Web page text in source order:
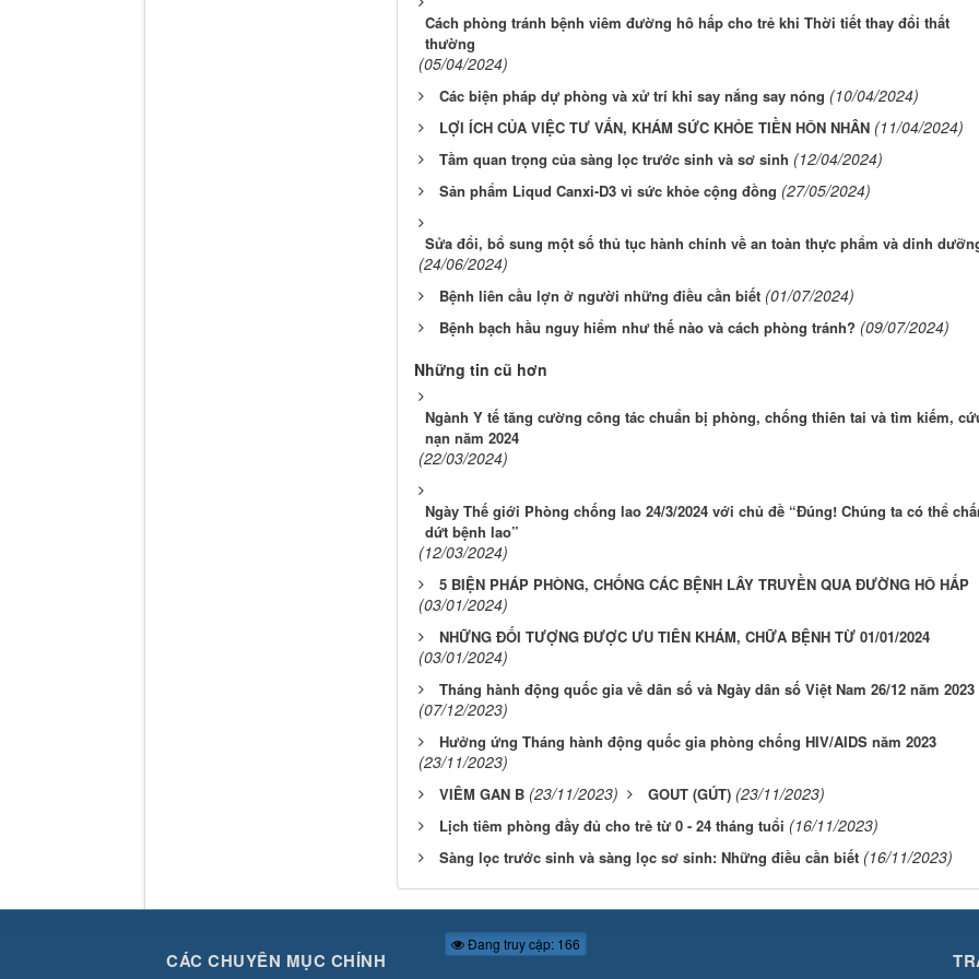
Cách phòng tránh bệnh viêm đường hô hấp cho trẻ khi Thời tiết thay đổi thất
thường
(05/04/2024)
Các biện pháp dự phòng và xử trí khi say nắng say nóng (10/04/2024)
LỢI ÍCH CỦA VIỆC TƯ VẤN, KHÁM SỨC KHỎE TIỀN HÔN NHÂN (11/04/2024)
Tầm quan trọng của sàng lọc trước sinh và sơ sinh (12/04/2024)
Sản phẩm Liqud Canxi-D3 vì sức khỏe cộng đồng (27/05/2024)
Sửa đổi, bổ sung một số thủ tục hành chính về an toàn thực phẩm và dinh
(24/06/2024)
Bệnh liên cầu lợn ở người những điều cần biết (01/07/2024)
Bệnh bạch hầu nguy hiểm như thế nào và cách phòng tránh? (09/07/2024)
Những tin cũ hơn
Ngành Y tế tăng cường công tác chuẩn bị phòng, chống thiên tai và tìm kiếm,
nạn năm 2024
(22/03/2024)
Ngày Thế giới Phòng chống lao 24/3/2024 với chủ đề “Đúng! Chúng ta có thể
dứt bệnh lao”
(12/03/2024)
5 BIỆN PHÁP PHÒNG, CHỐNG CÁC BỆNH LÂY TRUYỀN QUA ĐƯỜNG HÔ HẤP
(03/01/2024)
NHỮNG ĐỐI TƯỢNG ĐƯỢC ƯU TIÊN KHÁM, CHỮA BỆNH TỪ 01/01/2024
(03/01/2024)
Tháng hành động quốc gia về dân số và Ngày dân số Việt Nam 26/12 năm 2023
(07/12/2023)
Hưởng ứng Tháng hành động quốc gia phòng chống HIV/AIDS năm 2023
(23/11/2023)
VIÊM GAN B (23/11/2023) GOUT (GÚT) (23/11/2023)
Lịch tiêm phòng đầy đủ cho trẻ từ 0 - 24 tháng tuổi (16/11/2023)
Sàng lọc trước sinh và sàng lọc sơ sinh: Những điều cần biết (16/11/2023)
CÁC CHUYÊN MỤC CHÍNH
Đang truy cập: 166